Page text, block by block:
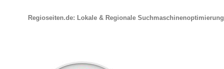
Regioseiten.de: Lokale & Regionale Suchmaschinenoptimierung